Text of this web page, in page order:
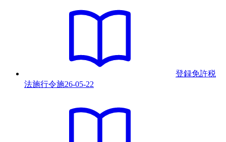
登録免許税
法施行令施26-05-22